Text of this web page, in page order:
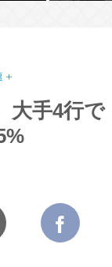
大手4行